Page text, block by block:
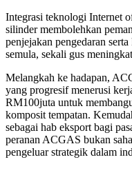
Integrasi teknologi Internet
silinder membolehkan
penjejakan pengedaran
semula, sekali gus
Melangkah ke hadapan,
yang progresif menerusi
RM100juta untuk
komposit tempatan.
sebagai hab eksport bagi
peranan ACGAS bukan
pengeluar strategik dalam